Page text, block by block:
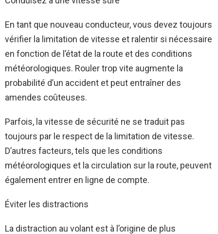
En tant que nouveau conducteur, vous devez toujours
vérifier la limitation de vitesse et ralentir si nécessaire
en fonction de l’état de la route et des conditions
météorologiques. Rouler trop vite augmente la
probabilité d’un accident et peut entraîner des
amendes coûteuses.
Parfois, la vitesse de sécurité ne se traduit pas
toujours par le respect de la limitation de vitesse.
D’autres facteurs, tels que les conditions
météorologiques et la circulation sur la route, peuvent
également entrer en ligne de compte.
Éviter les distractions
La distraction au volant est à l’origine de plus